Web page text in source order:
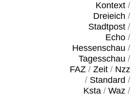
Kontext/
Dreieich /
Stadtpost/
Echo/
Hessenschau /
Tagesschau /
FAZ/ Zeit/ Nzz
/ Standard /
Ksta/ Waz/